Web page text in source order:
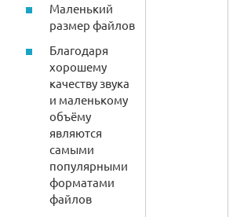
Маленький
размер файлов
Благодаря
хорошему
качеству звука
и маленькому
объёму
являются
самыми
популярными
форматами
файлов